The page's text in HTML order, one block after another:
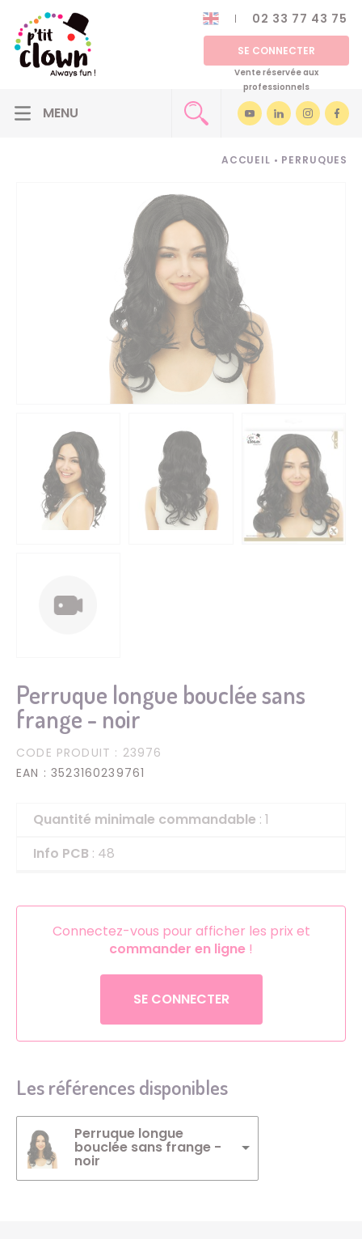
02 33 77 43 75
SE CONNECTER
Vente réservée aux
professionnels
ACCUEIL • PERRUQUES
Perruque longue bouclée sans
frange - noir
CODE PRODUIT : 23976
EAN : 3523160239761
Quantité minimale commandable : 1
Info PCB : 48
Connectez-vous pour afficher les prix et
commander en ligne !
SE CONNECTER
Les références disponibles
Perruque longue
bouclée sans frange -
noir